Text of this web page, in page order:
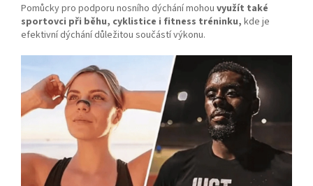
Pomůcky pro podporu nosního dýchání mohou využít také
sportovci při běhu, cyklistice i fitness tréninku, kde je
efektivní dýchání důležitou součástí výkonu.